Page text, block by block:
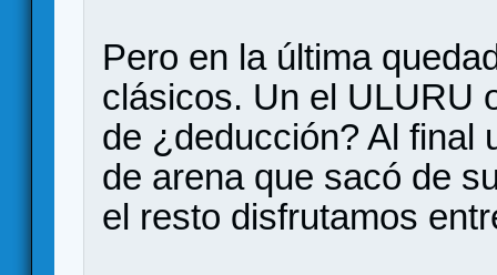
Pero en la última
clásicos. Un el ULURU
de ¿deducción? Al final
de arena que sacó de
el resto disfrutamos